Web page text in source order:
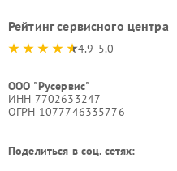
Рейтинг сервисного центра
4.9-5.0
ООО "Русервис"
ИНН 7702633247
ОГРН 1077746335776
Поделиться в соц. сетях: